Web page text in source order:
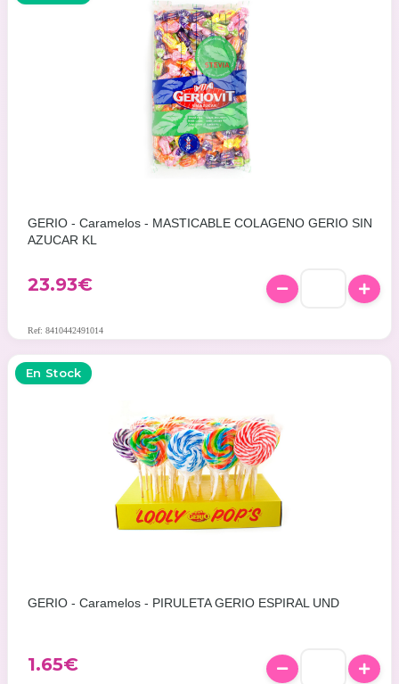
GERIO - Caramelos - MASTICABLE COLAGENO GERIO SIN
AZUCAR KL
23.93€
Ref: 8410442491014
En Stock
GERIO - Caramelos - PIRULETA GERIO ESPIRAL UND
1.65€